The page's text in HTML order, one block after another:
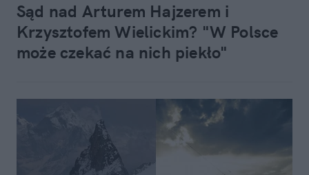
Sąd nad Arturem Hajzerem i
Krzysztofem Wielickim? "W Polsce
może czekać na nich piekło"